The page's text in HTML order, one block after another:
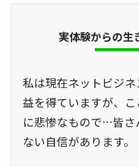
実体験からの生
私は現在ネットビジ
益を得ていますが、
に悲惨なもので…皆さ
ない自信があります。